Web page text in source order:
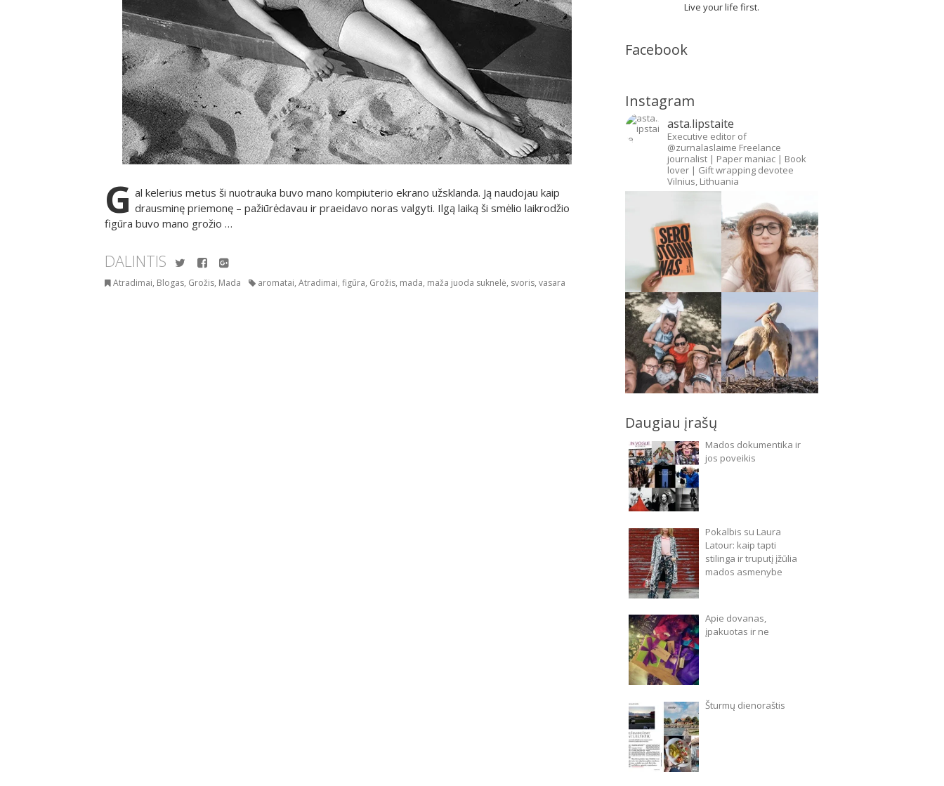
G al kelerius metus ši nuotrauka buvo mano kompiuterio ekrano užsklanda. Ją naudojau kaip
drausminę priemonę – pažiūrėdavau ir praeidavo noras valgyti. Ilgą laiką ši smėlio laikrodžio
figūra buvo mano grožio …
DALINTIS TwitterFacebook
Atradimai, Blogas, Grožis, Mada aromatai, Atradimai, figūra, Grožis, mada, maža juoda suknelė, svoris, vasara
Live your life first.
Facebook
Instagram
asta.lipstaite
Executive editor of
@zurnalaslaime Freelance
journalist| Paper maniac | Book
lover | Gift wrapping devotee
Vilnius, Lithuania
Daugiau įrašų
Mados dokumentika ir
jos poveikis
Pokalbis su Laura
Latour: kaip tapti
stilinga ir truputį įžūlia
mados asmenybe
Apie dovanas,
įpakuotas ir ne
Šturmų dienoraštis